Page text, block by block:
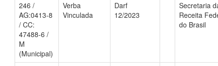
246 /
AG:0413-8
/ CC:
47488-6 /
M
(Municipal)
Verba
Vinculada
Darf
12/2023
Secretaria
Receita
do Brasil